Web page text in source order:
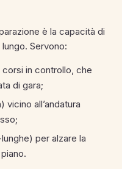
è la capacità di
Servono:
in controllo, che
di gara;
all’andatura
per alzare la